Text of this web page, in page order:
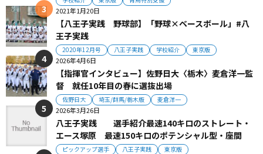
2021年1月20日
【八王子実践 野球部】「野球×ベースボール」#八
王子実践
2020年12月号 八王子実践 学校紹介 東京版
2026年4月6日
【指揮官インタビュー】佐野日大〈栃木〉麦倉洋一監
督 就任10年目の春に選抜出場
佐野日大 埼玉/群馬/栃木版 麦倉洋一
2026年3月26日
八王子実践 選手紹介最速140キロのストレート・
エース塚原 最速150キロのポテンシャル型・座間
ピックアップ選手 八王子実践 東京版